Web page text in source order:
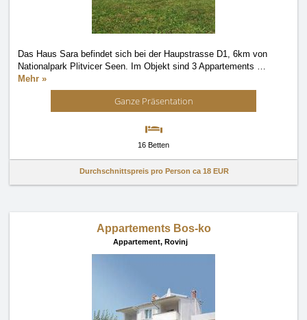
Das Haus Sara befindet sich bei der Haupstrasse D1, 6km von
Nationalpark Plitvicer Seen. Im Objekt sind 3 Appartements …
Mehr »
Ganze Präsentation
16 Betten
Durchschnittspreis pro Person ca 18 EUR
Appartements Bos-ko
Appartement, Rovinj